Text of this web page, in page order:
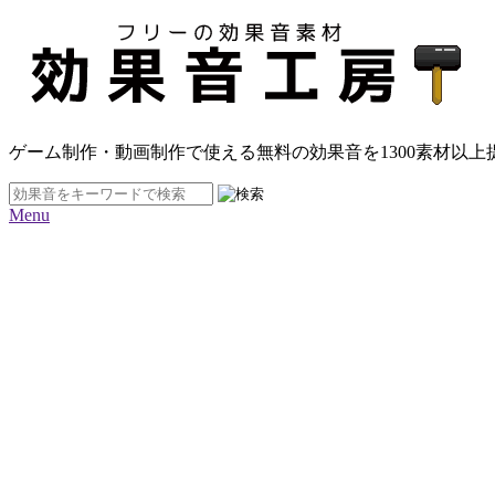
ゲーム制作・動画制作で使える無料の効果音を1300素材以上
Menu